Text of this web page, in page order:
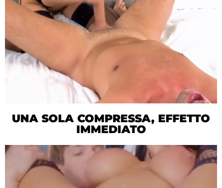
UNA SOLA COMPRESSA, EFFETTO
IMMEDIATO